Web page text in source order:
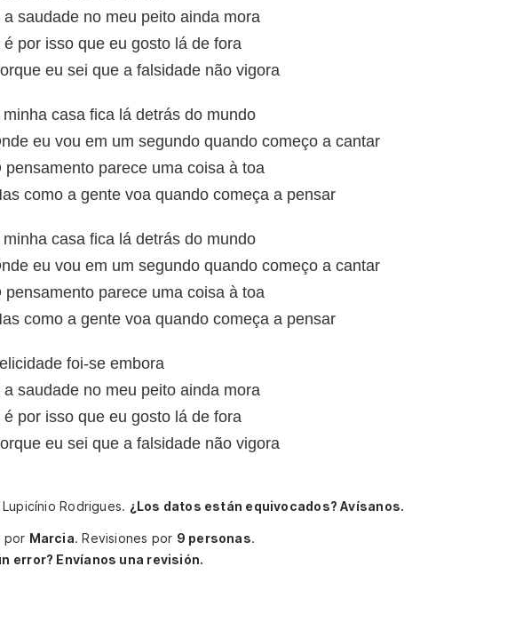
a saudade no meu peito ainda mora
é por isso que eu gosto lá de fora
eu sei que a falsidade não vigora
minha casa fica lá detrás do mundo
eu vou em um segundo quando começo a cantar
pensamento parece uma coisa à toa
como a gente voa quando começa a pensar
minha casa fica lá detrás do mundo
eu vou em um segundo quando começo a cantar
pensamento parece uma coisa à toa
como a gente voa quando começa a pensar
foi-se embora
a saudade no meu peito ainda mora
é por isso que eu gosto lá de fora
eu sei que a falsidade não vigora
Rodrigues. ¿Los datos están equivocados? Avísanos.
por Marcia.Revisiones por 9 personas.
error? Envíanos una revisión.